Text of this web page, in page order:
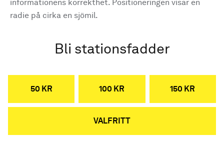
informationens korrekthet. Positioneringen visar en
radie på cirka en sjömil.
Bli stationsfadder
50 KR 100 KR 150 KR
VALFRITT